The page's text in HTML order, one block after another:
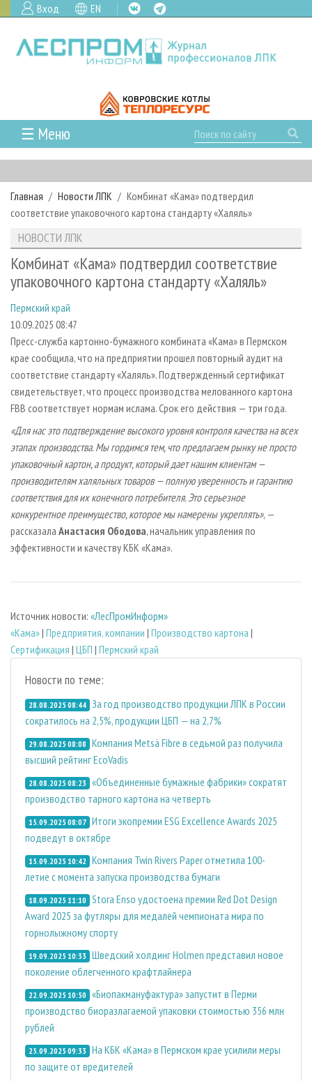
Вход EN
☰ Меню
ГЛАВНАЯ
РУБРИКИ И ТЕМЫ
РУБРИКИ ЖУРНАЛА
ЛЕСОЗАГОТОВКА
ЛЕСОПИЛЕНИЕ
СУШКА ДРЕВЕСИНЫ
ПРОИЗВОДСТВО ДРЕВЕСНЫХ ПЛИТ
ДЕРЕВЯННОЕ ДОМОСТРОЕНИЕ
ПРОИЗВОДСТВО МЕБЕЛИ
БИОЭНЕРГЕТИКА
ЦБП
ИНСТРУМЕНТ И МАТЕРИАЛЫ
НОВОСТИ
НОВОСТИ ЛПК
НОВОСТИ ЖУРНАЛА
ПРОЕКТЫ ЛПИ
АНАЛИТИКА
ПРЕДПРИЯТИЯ ЛПК
ПЕРСОНЫ
МОБИЛЬНЫЕ ВЫСТАВКИ
ОФИЦИАЛЬНЫЕ ДЕЛЕГАЦИИ
ПРИОРИТЕТНЫЕ ИНВЕСТПРОЕКТЫ
RUSSIAN FORESTRY REVIEW
ГАЗЕТА ЛЕСПРОМФОРУМ
БИБЛИОТЕКА СПЕЦИАЛИСТА
АРХИВ
АРХИВ ЖУРНАЛОВ
О ЖУРНАЛЕ
ПОДПИСКА
КОНТАКТЫ
РЕКЛАМОДАТЕЛЯМ
РЕКЛАМА
РЕКЛАМА НА САЙТЕ
Главная Новости ЛПК
Комбинат «Кама» подтвердил
соответствие упаковочного картона стандарту «Халяль»
НОВОСТИ ЛПК
Комбинат «Кама» подтвердил соответствие
упаковочного картона стандарту «Халяль»
Пермский край
10.09.2025 08:47
Пресс-служба картонно-бумажного комбината «Кама» в Пермском
крае сообщила, что на предприятии прошел повторный аудит на
соответствие стандарту «Халяль». Подтвержденный сертификат
свидетельствует, что процесс производства мелованного картона
FBB соответствует нормам ислама. Срок его действия — три года.
«Для нас это подтверждение высокого уровня контроля качества на всех
этапах производства. Мы гордимся тем, что предлагаем рынку не просто
упаковочный картон, а продукт, который дает нашим клиентам —
производителям халяльных товаров — полную уверенность и гарантию
соответствия для их конечного потребителя. Это серьезное
конкурентное преимущество, которое мы намерены укреплять», —
рассказала Анастасия Ободова, начальник управления по
эффективности и качеству КБК «Кама».
Источник новости: «ЛесПромИнформ»
«Кама»| Предприятия, компании | Производство картона |
Сертификация | ЦБП | Пермский край
Новости по теме:
28.08.2025 08:44 За год производство продукции ЛПК в России
сократилось на 2,5%, продукции ЦБП — на 2,7%
29.08.2025 08:08 Компания Metsä Fibre в седьмой раз получила
высший рейтинг EcoVadis
28.08.2025 08:23 «Объединенные бумажные фабрики» сократят
производство тарного картона на четверть
15.09.2025 08:07 Итоги экопремии ESG Excellence Awards 2025
подведут в октябре
15.09.2025 10:42 Компания Twin Rivers Paper отметила 100-
летие с момента запуска производства бумаги
18.09.2025 11:10 Stora Enso удостоена премии Red Dot Design
Award 2025 за футляры для медалей чемпионата мира по
горнолыжному спорту
19.09.2025 10:33 Шведский холдинг Holmen представил новое
поколение облегченного крафтлайнера
22.09.2025 10:50 «Биопакмануфактура» запустит в Перми
производство биоразлагаемой упаковки стоимостью 356 млн
рублей
25.09.2025 09:33 На КБК «Кама» в Пермском крае усилили меры
по защите от вредителей